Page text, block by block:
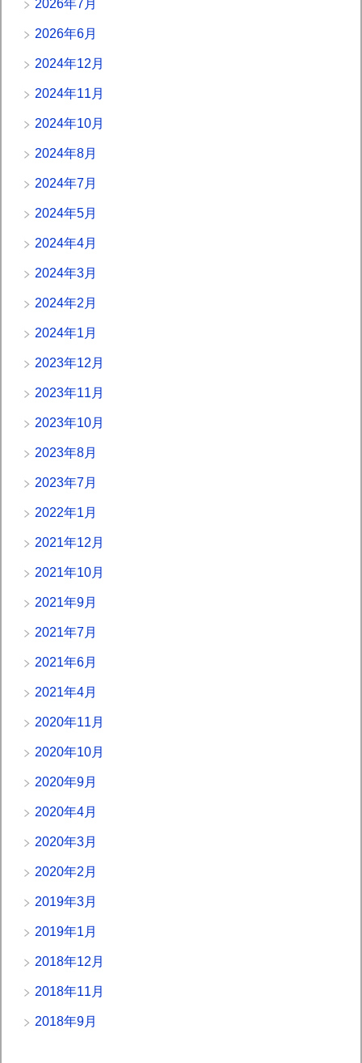
2026年7月
2026年6月
2024年12月
2024年11月
2024年10月
2024年8月
2024年7月
2024年5月
2024年4月
2024年3月
2024年2月
2024年1月
2023年12月
2023年11月
2023年10月
2023年8月
2023年7月
2022年1月
2021年12月
2021年10月
2021年9月
2021年7月
2021年6月
2021年4月
2020年11月
2020年10月
2020年9月
2020年4月
2020年3月
2020年2月
2019年3月
2019年1月
2018年12月
2018年11月
2018年9月